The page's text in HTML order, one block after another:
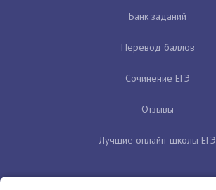
Банк заданий
Перевод баллов
Сочинение ЕГЭ
Отзывы
Лучшие онлайн-школы ЕГЭ